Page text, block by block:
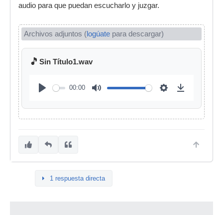
audio para que puedan escucharlo y juzgar.
Archivos adjuntos (logúate para descargar)
🎵 Sin Título1.wav
00:00
1 respuesta directa